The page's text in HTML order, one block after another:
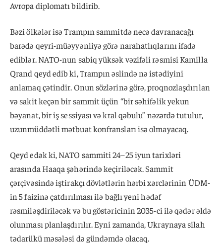
Avropa diplomatı bildirib.
Bəzi ölkələr isə Trampın sammitdə necə davranacağı
barədə qeyri-müəyyənliyə görə narahatlıqlarını ifadə
ediblər. NATO-nun sabiq yüksək vəzifəli rəsmisi Kamilla
Qrand qeyd edib ki, Trampın əslində nə istədiyini
anlamaq çətindir. Onun sözlərinə görə, proqnozlaşdırılan
və sakit keçən bir sammit üçün “bir səhifəlik yekun
bəyanat, bir iş sessiyası və kral qəbulu” nəzərdə tutulur,
uzunmüddətli mətbuat konfransları isə olmayacaq.
Qeyd edək ki, NATO sammiti 24–25 iyun tarixləri
arasında Haaqa şəhərində keçiriləcək. Sammit
çərçivəsində iştirakçı dövlətlərin hərbi xərclərinin ÜDM-
in 5 faizinə çatdırılması ilə bağlı yeni hədəf
rəsmiləşdiriləcək və bu göstəricinin 2035-ci ilə qədər əldə
olunması planlaşdırılır. Eyni zamanda, Ukraynaya silah
tədarükü məsələsi də gündəmdə olacaq.